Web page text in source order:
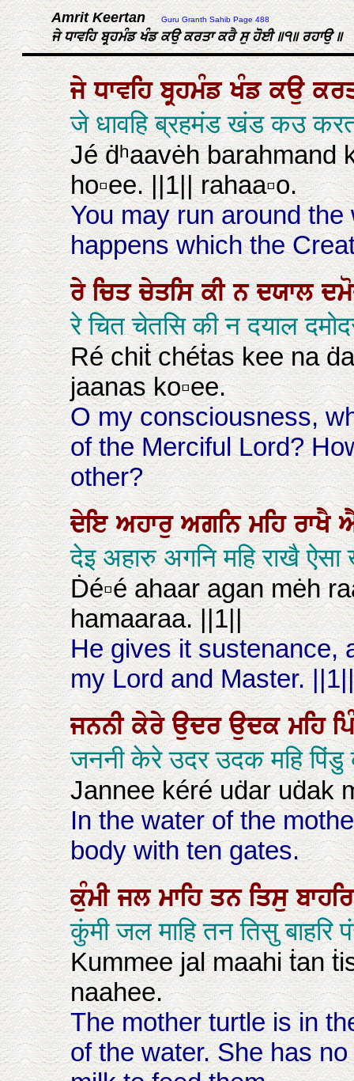
Amrit Keertan Guru Granth Sahib Page 488
ਜੇ ਧਾਵਹਿ ਬ੍ਰਹਮੰਡ ਖੰਡ ਕਉ ਕਰਤਾ ਕਰੈ ਸੁ ਹੋਈ ॥੧॥ ਰਹਾਉ ॥
ਜੇਧਾਵਹਿਬ੍ਰਹਮੰਡਖੰਡਕਉ
जे धावहि ब्रहमंड खंड कउ
Jé ḋʰaavėh barahmand
ho▫ee. ||1|| rahaa▫o.
You may run around
happens which the
ਰੇਚਿਤਚੇਤਸਿਕੀਨਦਯਾਲ
रे चित चेतसि की न दयाल
Ré chiṫ chéṫas kee na
jaanas ko▫ee.
O my consciousness,
of the Merciful Lord?
other?
ਦੇਇਅਹਾਰੁਅਗਨਿਮਹਿਰਾਖੈ
देइ अहारु अगनि महि राखै
Ḋé▫é ahaar agan mėh
hamaaraa. ||1||
He gives it sustenance,
my Lord and Master. ||1||
ਜਨਨੀਕੇਰੇਉਦਰਉਦਕਮਹਿ
जननी केरे उदर उदक महि
Jannee kéré uḋar uḋak
In the water of the
body with ten gates.
ਕੁੰਮੀਜਲਮਾਹਿਤਨਤਿਸੁ
कुंमी जल माहि तन तिसु बाहरि
Kummee jal maahi ṫan
naahee.
The mother turtle is in
of the water. She has